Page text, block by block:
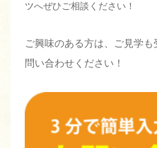
ツへぜひご相談ください！
ご興味のある方は、ご見学
問い合わせください！